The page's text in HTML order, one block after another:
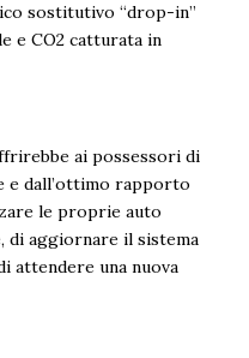
sostitutivo “drop-in”
e CO2 catturata in
ai possessori di
e dall’ottimo rapporto
le proprie auto
di aggiornare il sistema
attendere una nuova